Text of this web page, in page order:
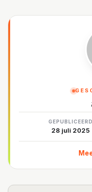
GEPUBLICEERD
28 juli 2025